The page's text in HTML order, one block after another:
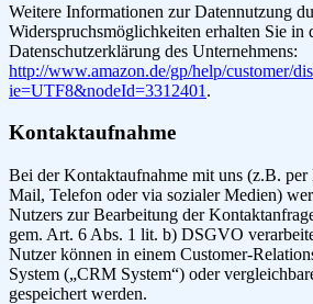
Weitere Informationen zur Datennutzung
Widerspruchsmöglichkeiten erhalten Sie in
Datenschutzerklärung des Unternehmens:
http://www.amazon.de/gp/help/customer/
ie=UTF8&nodeId=3312401 .
Kontaktaufnahme
Bei der Kontaktaufnahme mit uns (z.B.
Mail, Telefon oder via sozialer Medien)
Nutzers zur Bearbeitung der
gem. Art. 6 Abs. 1 lit. b) DSGVO
Nutzer können in einem Customer-
System („CRM System“) oder
gespeichert werden.